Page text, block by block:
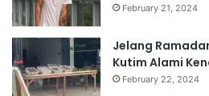
February 21, 2024
Jelang
Kutim Alami
February 22, 2024